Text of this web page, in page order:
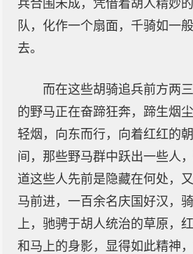
兵合围未成，凭借着胡人精妙
队，化作一个扇面，千骑如一
去。
而在这些胡骑追兵前方两
的野马正在奋蹄狂奔，蹄生烟
轻烟，向东而行，向着红红的
间，那些野马群中跃出一些人
道这些人先前是隐藏在何处，
马前进，一百余名庆国好汉，
上，驰骋于胡人统治的草原，
和马上的身影，显得如此精神，